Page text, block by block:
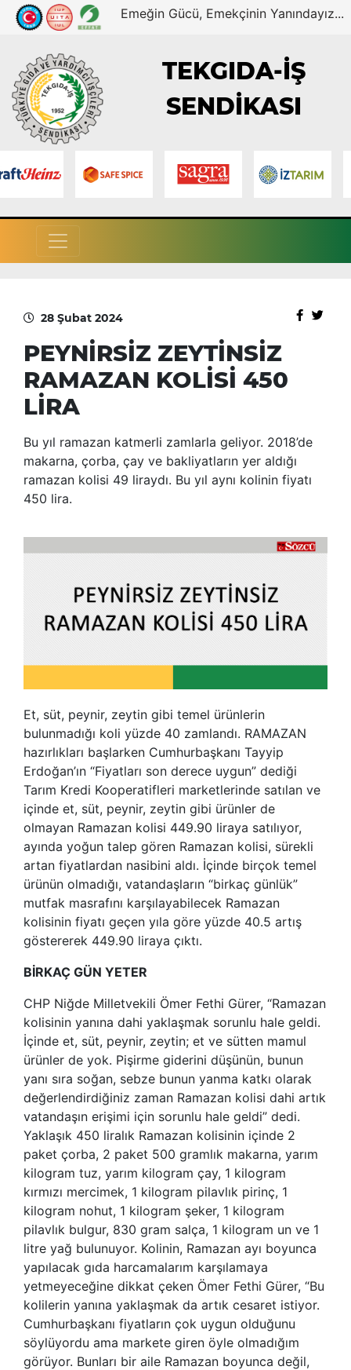
Emeğin Gücü, Emekçinin Yanındayız...
TEKGIDA-İŞ
SENDİKASI
28 Şubat 2024
PEYNİRSİZ ZEYTİNSİZ
RAMAZAN KOLİSİ 450
LİRA
Bu yıl ramazan katmerli zamlarla geliyor. 2018’de
makarna, çorba, çay ve bakliyatların yer aldığı
ramazan kolisi 49 liraydı. Bu yıl aynı kolinin fiyatı
450 lira.
Et, süt, peynir, zeytin gibi temel ürünlerin
bulunmadığı koli yüzde 40 zamlandı. RAMAZAN
hazırlıkları başlarken Cumhurbaşkanı Tayyip
Erdoğan’ın “Fiyatları son derece uygun” dediği
Tarım Kredi Kooperatifleri marketlerinde satılan ve
içinde et, süt, peynir, zeytin gibi ürünler de
olmayan Ramazan kolisi 449.90 liraya satılıyor,
ayında yoğun talep gören Ramazan kolisi, sürekli
artan fiyatlardan nasibini aldı. İçinde birçok temel
ürünün olmadığı, vatandaşların “birkaç günlük”
mutfak masrafını karşılayabilecek Ramazan
kolisinin fiyatı geçen yıla göre yüzde 40.5 artış
göstererek 449.90 liraya çıktı.
BİRKAÇ GÜN YETER
CHP Niğde Milletvekili Ömer Fethi Gürer, “Ramazan
kolisinin yanına dahi yaklaşmak sorunlu hale geldi.
İçinde et, süt, peynir, zeytin; et ve sütten mamul
ürünler de yok. Pişirme giderini düşünün, bunun
yanı sıra soğan, sebze bunun yanma katkı olarak
değerlendirdiğiniz zaman Ramazan kolisi dahi artık
vatandaşın erişimi için sorunlu hale geldi” dedi.
Yaklaşık 450 liralık Ramazan kolisinin içinde 2
paket çorba, 2 paket 500 gramlık makarna, yarım
kilogram tuz, yarım kilogram çay, 1 kilogram
kırmızı mercimek, 1 kilogram pilavlık pirinç, 1
kilogram nohut, 1 kilogram şeker, 1 kilogram
pilavlık bulgur, 830 gram salça, 1 kilogram un ve 1
litre yağ bulunuyor. Kolinin, Ramazan ayı boyunca
yapılacak gıda harcamalarım karşılamaya
yetmeyeceğine dikkat çeken Ömer Fethi Gürer, “Bu
kolilerin yanına yaklaşmak da artık cesaret istiyor.
Cumhurbaşkanı fiyatların çok uygun olduğunu
söylüyordu ama markete giren öyle olmadığım
görüyor. Bunları bir aile Ramazan boyunca değil,